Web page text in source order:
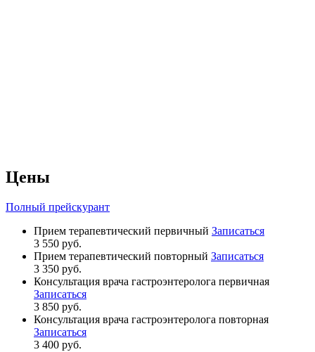
Цены
Полный прейскурант
Прием терапевтический первичный Записаться
3 550 руб.
Прием терапевтический повторный Записаться
3 350 руб.
Консультация врача гастроэнтеролога первичная
Записаться
3 850 руб.
Консультация врача гастроэнтеролога повторная
Записаться
3 400 руб.